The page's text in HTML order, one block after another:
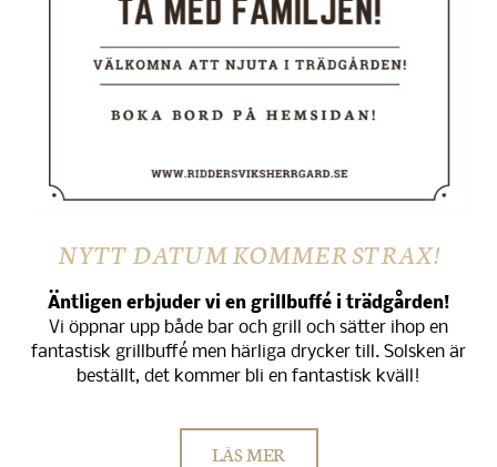
NYTT DATUM KOMMER STRAX!
Äntligen erbjuder vi en grillbuffé i trädgården!
Vi öppnar upp både bar och grill och sätter ihop en
fantastisk grillbuffé men härliga drycker till. Solsken är
beställt, det kommer bli en fantastisk kväll!
LÄS MER